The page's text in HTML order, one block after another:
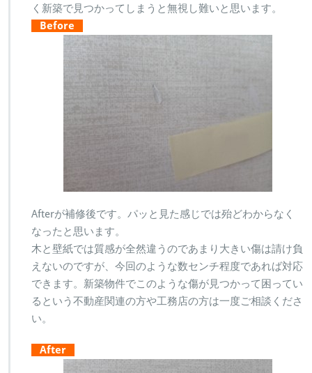
く新築で見つかってしまうと無視し難いと思います。
Before
Afterが補修後です。パッと見た感じでは殆どわからなく
なったと思います。
木と壁紙では質感が全然違うのであまり大きい傷は請け負
えないのですが、今回のような数センチ程度であれば対応
できます。新築物件でこのような傷が見つかって困ってい
るという不動産関連の方や工務店の方は一度ご相談くださ
い。
After